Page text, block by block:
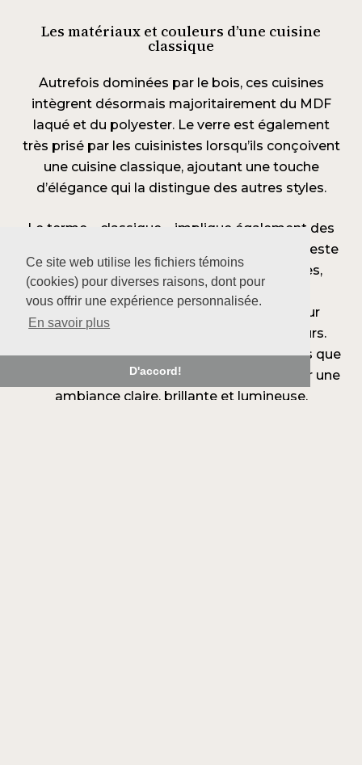
Ce site web utilise les fichiers témoins
(cookies) pour diverses raisons, dont pour
vous offrir une expérience personnalisée.
En savoir plus
D'accord!
Les matériaux et couleurs d’une cuisine
classique
Autrefois dominées par le bois, ces cuisines
intègrent désormais majoritairement du MDF
laqué et du polyester. Le verre est également
très prisé par les cuisinistes lorsqu’ils conçoivent
une cuisine classique, ajoutant une touche
d’élégance qui la distingue des autres styles.
Le terme « classique » implique également des
couleurs traditionnelles. Ce type de cuisine reste
très conservateur dans le choix des teintes,
évitant les couleurs extravagantes et
inhabituelles. La cuisine classique mise sur
l’élégance plutôt que sur l’éclat des couleurs.
Ainsi, les cuisinistes privilégient des tons tels que
le blanc, le crème et le gris, cherchant à créer une
ambiance claire, brillante et lumineuse.